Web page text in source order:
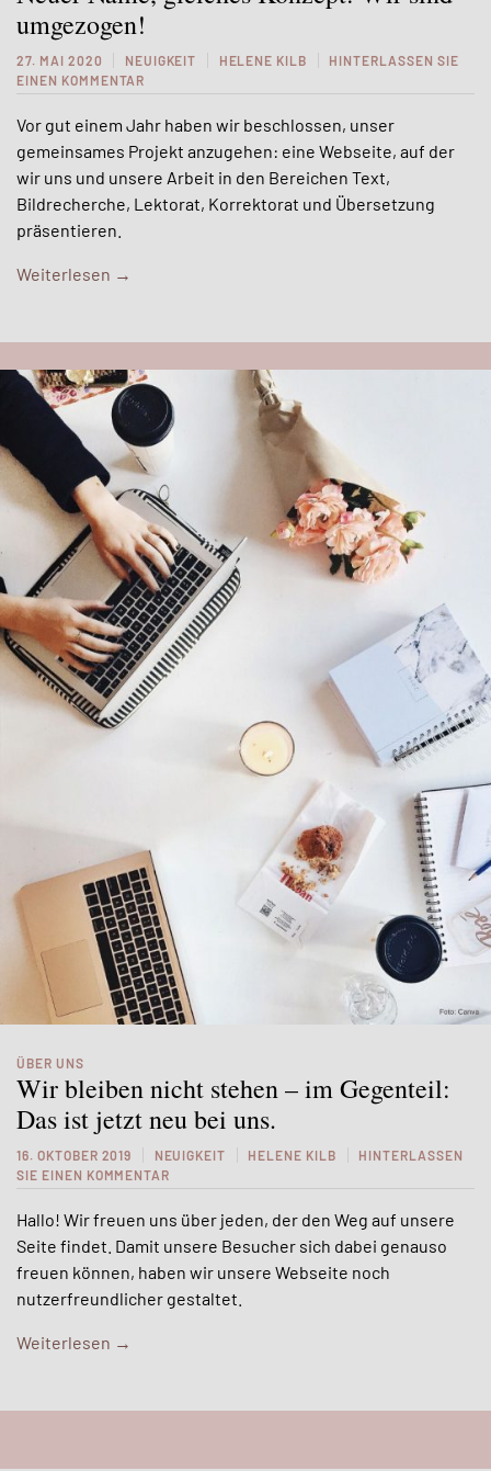
umgezogen!
27. MAI 2020 NEUIGKEIT HELENE KILB
HINTERLASSEN SIE
EINEN KOMMENTAR
Vor gut einem Jahr haben wir beschlossen, unser
gemeinsames Projekt anzugehen: eine Webseite, auf der
wir uns und unsere Arbeit in den Bereichen Text,
Bildrecherche, Lektorat, Korrektorat und Übersetzung
präsentieren.
Weiterlesen →
ÜBER UNS
Wir bleiben nicht stehen – im Gegenteil:
Das ist jetzt neu bei uns.
16. OKTOBER 2019 NEUIGKEIT HELENE KILB
HINTERLASSEN
SIE EINEN KOMMENTAR
Hallo! Wir freuen uns über jeden, der den Weg auf unsere
Seite findet. Damit unsere Besucher sich dabei genauso
freuen können, haben wir unsere Webseite noch
nutzerfreundlicher gestaltet.
Weiterlesen →